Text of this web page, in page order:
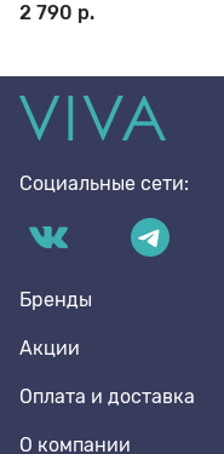
2 790 р.
Социальные сети:
Бренды
Акции
Оплата и доставка
О компании